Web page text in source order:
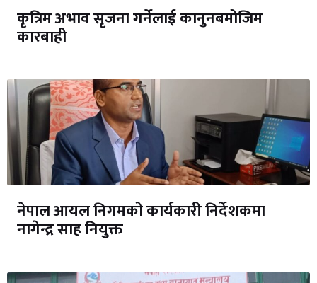
कृत्रिम अभाव सृजना गर्नेलाई कानुनबमोजिम
कारबाही
नेपाल आयल निगमको कार्यकारी निर्देशकमा
नागेन्द्र साह नियुक्त